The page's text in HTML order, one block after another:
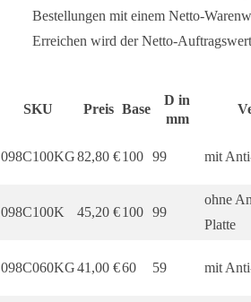
Bestellungen mit einem Netto-
Erreichen wird der Netto-
SKU Preis Base
D in
mm
098C100KG82,80 €100 99 mit
098C100K 45,20 €100 99
ohne
Platte
098C060KG41,00 €60 59 mit